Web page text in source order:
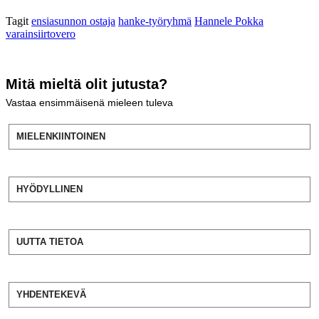
Tagit ensiasunnon ostaja hanke-työryhmä Hannele Pokka
varainsiirtovero
Mitä mieltä olit jutusta?
Vastaa ensimmäisenä mieleen tuleva
MIELENKIINTOINEN
HYÖDYLLINEN
UUTTA TIETOA
YHDENTEKEVÄ